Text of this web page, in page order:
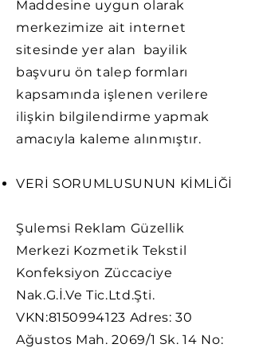
Maddesine uygun olarak
merkezimize ait internet
sitesinde yer alan bayilik
başvuru ön talep formları
kapsamında işlenen verilere
ilişkin bilgilendirme yapmak
amacıyla kaleme alınmıştır.
VERİ SORUMLUSUNUN KİMLİĞİ
Şulemsi Reklam Güzellik
Merkezi Kozmetik Tekstil
Konfeksiyon Züccaciye
Nak.G.İ.Ve Tic.Ltd.Şti.
VKN:8150994123 Adres: 30
Ağustos Mah. 2069/1 Sk. 14 No: